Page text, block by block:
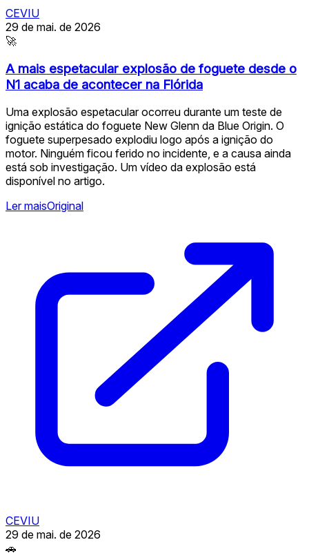
CEVIU
29 de mai. de 2026
🚀
A mais espetacular explosão de foguete desde o
N1 acaba de acontecer na Flórida
Uma explosão espetacular ocorreu durante um teste de
ignição estática do foguete New Glenn da Blue Origin. O
foguete superpesado explodiu logo após a ignição do
motor. Ninguém ficou ferido no incidente, e a causa ainda
está sob investigação. Um vídeo da explosão está
disponível no artigo.
Ler maisOriginal
CEVIU
29 de mai. de 2026
🚗